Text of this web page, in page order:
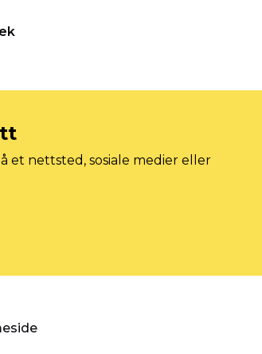
et nettsted, sosiale medier eller